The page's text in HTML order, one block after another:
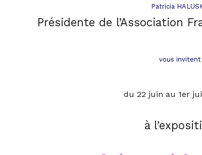
Patricia
Présidente de l’Association
vous invitent
du 22 juin au 1er
à l’